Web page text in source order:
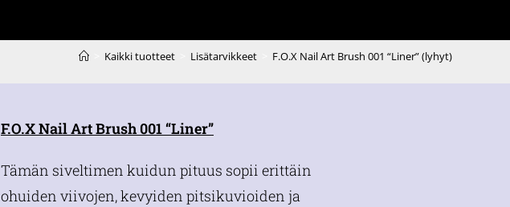
Kaikki tuotteet Lisätarvikkeet F.O.X Nail Art Brush 001 “Liner” (lyhyt)
F.O.X Nail Art Brush 001 “Liner”
Tämän siveltimen kuidun pituus sopii erittäin
ohuiden viivojen, kevyiden pitsikuvioiden ja